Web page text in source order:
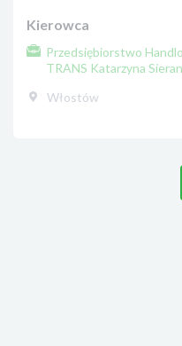
Kierowca
Przedsiębiorstwo
TRANS Katarzyna
Włostów